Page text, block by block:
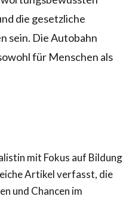
die gesetzliche
sein. Die Autobahn
für Menschen als
mit Fokus auf Bildung
Artikel verfasst, die
und Chancen im